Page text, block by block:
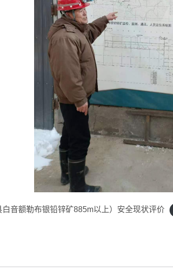
音额勒布银铅锌矿885m以上）安全现状评价